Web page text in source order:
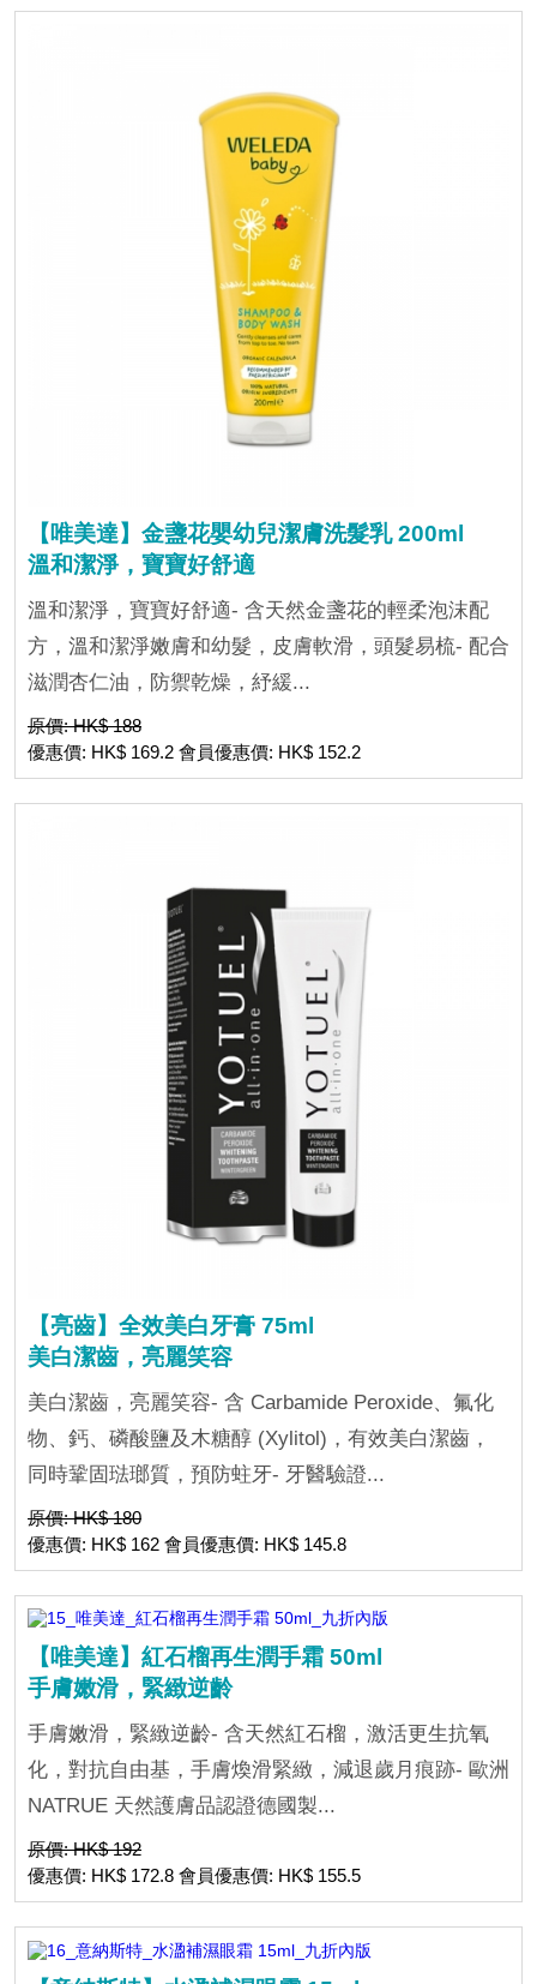
【唯美達】金盞花嬰幼兒潔膚洗髮乳 200ml
溫和潔淨，寶寶好舒適
溫和潔淨，寶寶好舒適- 含天然金盞花的輕柔泡沫配
方，溫和潔淨嫩膚和幼髮，皮膚軟滑，頭髮易梳- 配合
滋潤杏仁油，防禦乾燥，紓緩...
原價: HK$ 188
優惠價: HK$ 169.2 會員優惠價: HK$ 152.2
【亮齒】全效美白牙膏 75ml
美白潔齒，亮麗笑容
美白潔齒，亮麗笑容- 含 Carbamide Peroxide、氟化
物、鈣、磷酸鹽及木糖醇 (Xylitol)，有效美白潔齒，
同時鞏固琺瑯質，預防蛀牙- 牙醫驗證...
原價: HK$ 180
優惠價: HK$ 162 會員優惠價: HK$ 145.8
【唯美達】紅石榴再生潤手霜 50ml
手膚嫩滑，緊緻逆齡
手膚嫩滑，緊緻逆齡- 含天然紅石榴，激活更生抗氧
化，對抗自由基，手膚煥滑緊緻，減退歲月痕跡- 歐洲
NATRUE 天然護膚品認證德國製...
原價: HK$ 192
優惠價: HK$ 172.8 會員優惠價: HK$ 155.5